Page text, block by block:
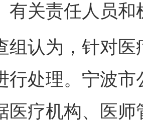
关责任人员和
认为，针对医
行处理。宁波
医疗机构、医